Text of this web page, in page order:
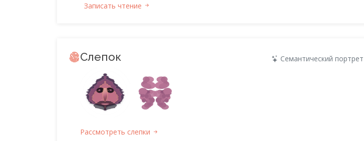
Записать чтение
Слепок Семантический
Рассмотреть слепки